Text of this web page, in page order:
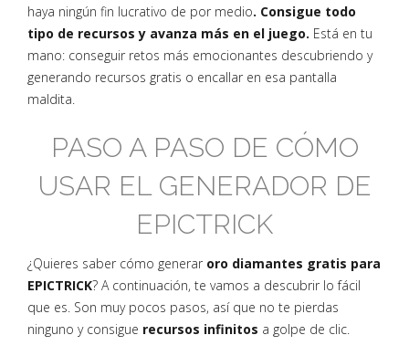
haya ningún fin lucrativo de por medio. Consigue todo
tipo de recursos y avanza más en el juego. Está en tu
mano: conseguir retos más emocionantes descubriendo y
generando recursos gratis o encallar en esa pantalla
maldita.
PASO A PASO DE CÓMO
USAR EL GENERADOR DE
EPICTRICK
¿Quieres saber cómo generar oro diamantes gratis para
EPICTRICK? A continuación, te vamos a descubrir lo fácil
que es. Son muy pocos pasos, así que no te pierdas
ninguno y consigue recursos infinitos a golpe de clic.